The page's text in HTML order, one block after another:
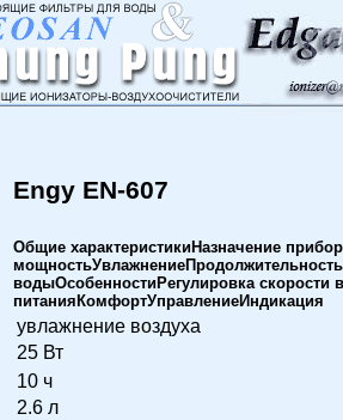
Engy EN-607
Общие характеристикиНазначение
водыОсобенностиРегулировка скорости
питанияКомфортУправлениеИндикация
увлажнение воздуха
25 Вт
10 ч
2.6 л